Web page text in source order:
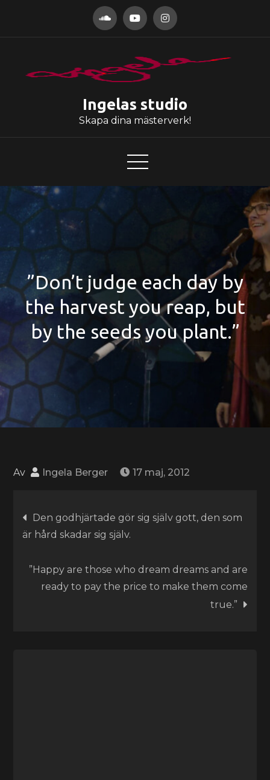
Ingelas studio
Skapa dina mästerverk!
”Don’t judge each day by
the harvest you reap, but
by the seeds you plant.”
Av Ingela Berger 17 maj, 2012
Inläggsnavigering
Den godhjärtade gör sig själv gott, den som
är hård skadar sig själv.
”Happy are those who dream dreams and are
ready to pay the price to make them come
true.”